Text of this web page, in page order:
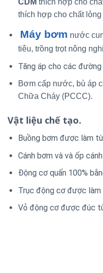
CDM thích hợp cho
thích hợp cho chất
Máy bơm nước
tiêu, trồng trọt nông
Tăng áp cho các đường
Bơm cấp nước, bù áp
Chữa Cháy (PCCC).
Vật liệu chế tạo.
Buồng bơm được làm
Cánh bơm và và ốp
Động cơ quấn 100%
Trục động cơ được
Vỏ động cơ được đúc